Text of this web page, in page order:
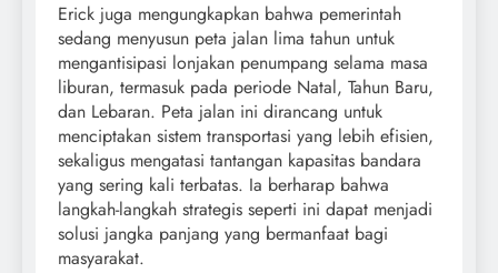
Erick juga mengungkapkan bahwa pemerintah
sedang menyusun peta jalan lima tahun untuk
mengantisipasi lonjakan penumpang selama masa
liburan, termasuk pada periode Natal, Tahun Baru,
dan Lebaran. Peta jalan ini dirancang untuk
menciptakan sistem transportasi yang lebih efisien,
sekaligus mengatasi tantangan kapasitas bandara
yang sering kali terbatas. Ia berharap bahwa
langkah-langkah strategis seperti ini dapat menjadi
solusi jangka panjang yang bermanfaat bagi
masyarakat.